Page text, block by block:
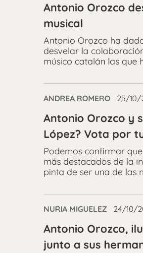
Antonio Orozco
musical
Antonio Orozco ha
desvelar la
músico catalán las que
ANDREA ROMERO 25/10/
Antonio Orozco y
López? Vota por
Podemos confirmar
más destacados de la
pinta de ser una de las
NURIA MIGUELEZ 24/10/
Antonio Orozco,
junto a sus